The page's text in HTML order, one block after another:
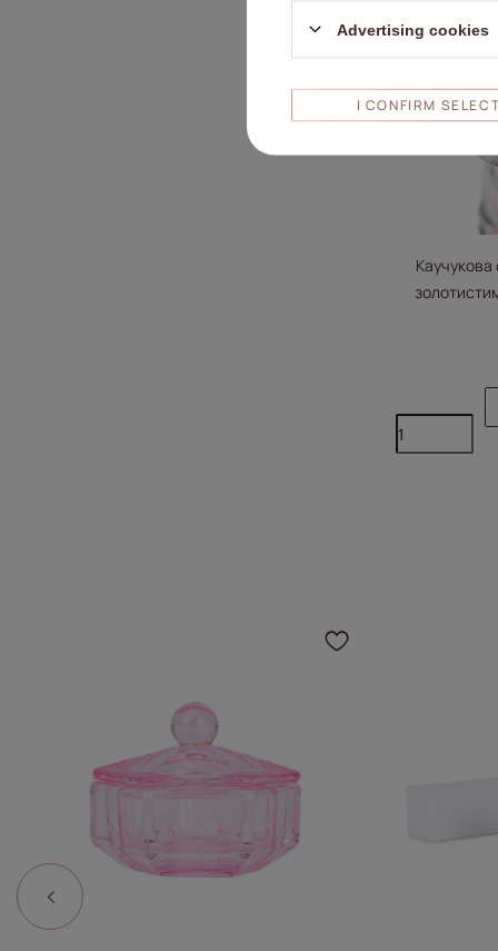
Каучукова
Натисніть,
Advertising cookies
I CONFIRM